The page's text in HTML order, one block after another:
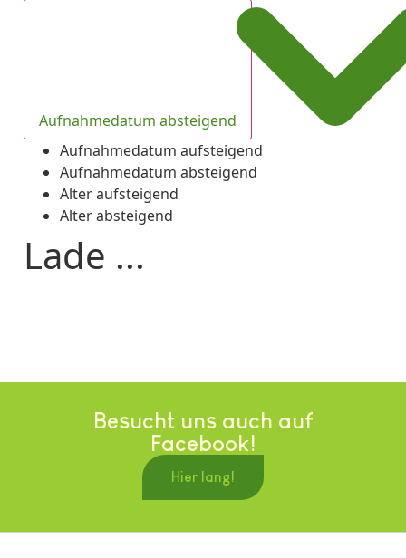
Aufnahmedatum absteigend
Aufnahmedatum aufsteigend
Aufnahmedatum absteigend
Alter aufsteigend
Alter absteigend
Lade ...
Besucht uns auch auf
Facebook!
Hier lang!